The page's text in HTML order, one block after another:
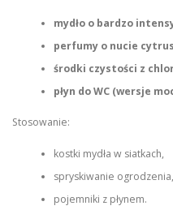
mydło o bardzo
perfumy o nucie
środki czystości z
płyn do WC (wersje
Stosowanie:
kostki mydła w siatkach,
spryskiwanie ogrodzenia,
pojemniki z płynem.